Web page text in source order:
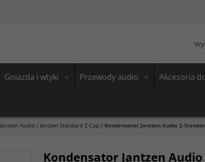
Gniazda i wtyki Przewody audio Akcesoria
Jantzen Audio / Jantzen Standard Z-Cap / Kondensator Jantzen Audio Z-
Kondensator Jantzen